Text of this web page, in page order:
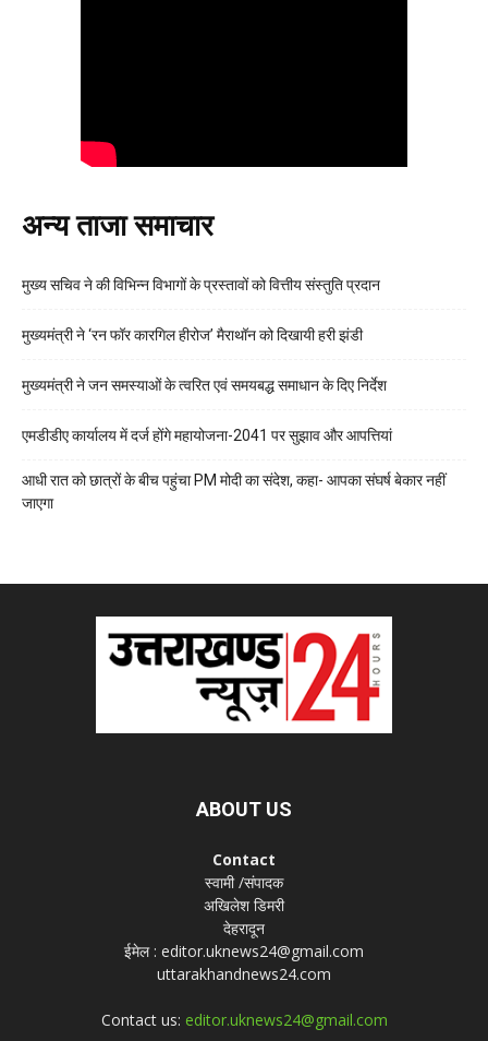
अन्य ताजा समाचार
मुख्य सचिव ने की विभिन्न विभागों के प्रस्तावों को वित्तीय संस्तुति प्रदान
मुख्यमंत्री ने ‘रन फॉर कारगिल हीरोज’ मैराथॉन को दिखायी हरी झंडी
मुख्यमंत्री ने जन समस्याओं के त्वरित एवं समयबद्ध समाधान के दिए निर्देश
एमडीडीए कार्यालय में दर्ज होंगे महायोजना-2041 पर सुझाव और आपत्तियां
आधी रात को छात्रों के बीच पहुंचा PM मोदी का संदेश, कहा- आपका संघर्ष बेकार नहीं
जाएगा
ABOUT US
Contact
स्वामी /संपादक
अखिलेश डिमरी
देहरादून
ईमेल : editor.uknews24@gmail.com
uttarakhandnews24.com
Contact us: editor.uknews24@gmail.com